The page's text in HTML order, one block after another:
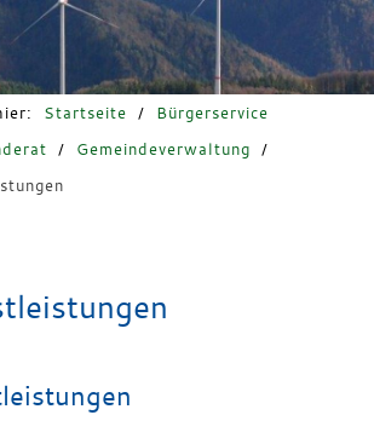
& Tourismus
Startseite /
Bürgerservice
/ Gemeindeverwaltung
/